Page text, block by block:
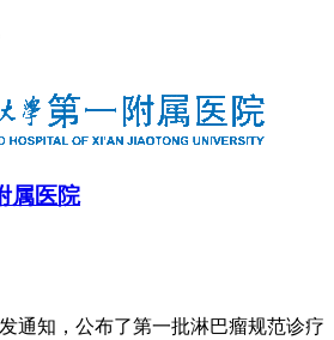
属医院
通知，公布了第一批淋巴瘤规范诊疗